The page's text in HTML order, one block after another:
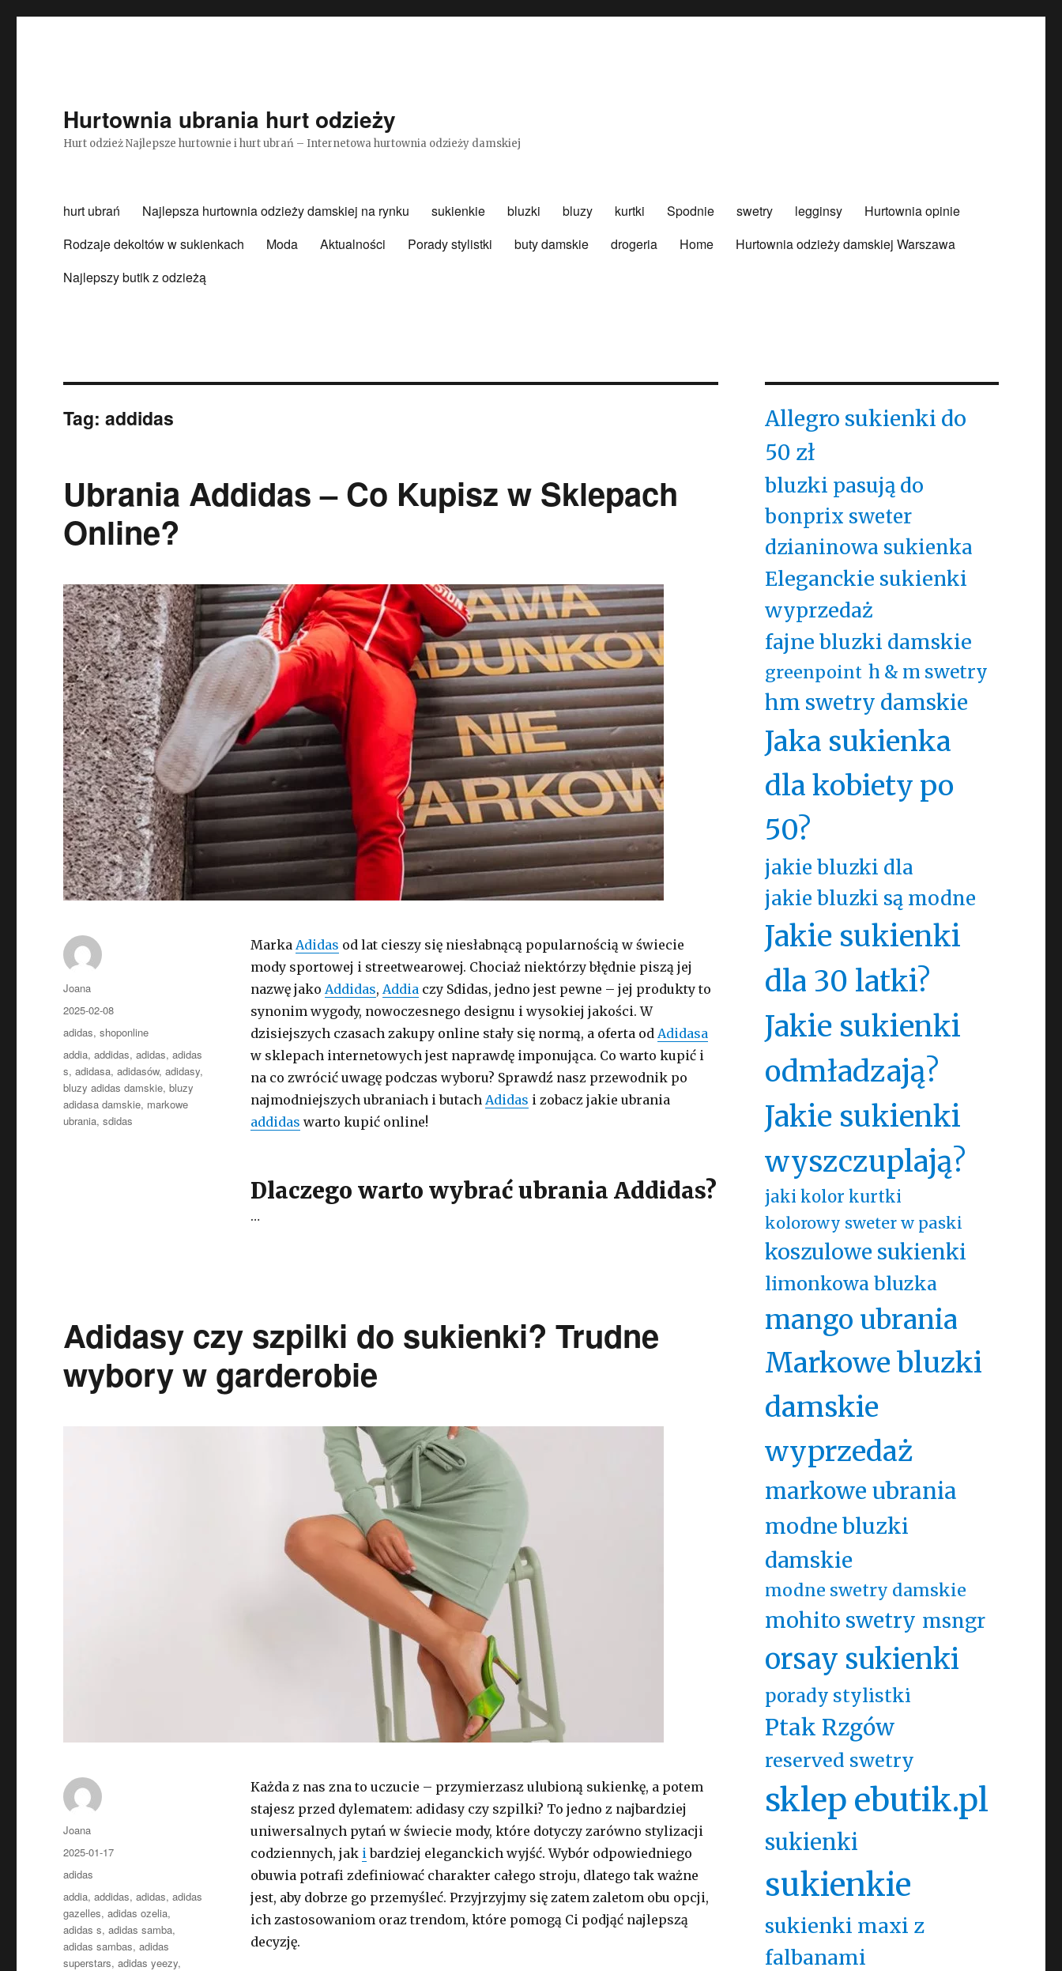
Hurtownia ubrania hurt odzieży
Hurt odzież Najlepsze hurtownie i hurt ubrań – Internetowa hurtownia odzieży damskiej
hurt ubrań Najlepsza hurtownia odzieży damskiej na rynku sukienkie bluzki bluzy kurtki Spodnie swetry legginsy
Hurtownia opinie
Rodzaje dekoltów w sukienkach
Moda Aktualności Porady stylistki buty damskie drogeria Home
Hurtownia odzieży damskiej Warszawa
Najlepszy butik z odzieżą
Tag:addidas
Ubrania Addidas – Co Kupisz w Sklepach
Online?
Marka Adidas od lat cieszy się niesłabnącą popularnością w świecie
mody sportowej i streetwearowej. Chociaż niektórzy błędnie piszą jej
nazwę jako Addidas, Addiaczy Sdidas, jedno jest pewne – jej produkty to
synonim wygody, nowoczesnego designu i wysokiej jakości. W
dzisiejszych czasach zakupy online stały się normą, a oferta od Adidasa
w sklepach internetowych jest naprawdę imponująca. Co warto kupić i
na co zwrócić uwagę podczas wyboru? Sprawdź nasz przewodnik po
najmodniejszych ubraniach i butach Adidas i zobacz jakie ubrania
addidas warto kupić online!
Dlaczego warto wybrać ubrania Addidas?
…
Autor
Joana
Opublikowano
2025-02-08
Kategorie
adidas,shoponline
Tagi
addia,addidas,adidas,adidas
s,adidasa,adidasów,adidasy,
bluzy adidas damskie,bluzy
adidasa damskie, markowe
ubrania,sdidas
Adidasy czy szpilki do sukienki? Trudne
wybory w garderobie
Każda z nas zna to uczucie – przymierzasz ulubioną sukienkę, a potem
stajesz przed dylematem: adidasy czy szpilki? To jedno z najbardziej
uniwersalnych pytań w świecie mody, które dotyczy zarówno stylizacji
codziennych, jak ibardziej eleganckich wyjść. Wybór odpowiedniego
obuwia potrafi zdefiniować charakter całego stroju, dlatego tak ważne
jest, aby dobrze go przemyśleć. Przyjrzyjmy się zatem zaletom obu opcji,
ich zastosowaniom oraz trendom, które pomogą Ci podjąć najlepszą
decyzję.
Autor
Joana
Opublikowano
2025-01-17
Kategorie
adidas
Tagi
addia,addidas,adidas,adidas
gazelles,adidas ozelia,
adidas s,adidas samba,
adidas sambas,adidas
superstars,adidas yeezy,
Allegro sukienki do
50 zł
bluzki pasują do
bonprix sweter
dzianinowa sukienka
Eleganckie sukienki
wyprzedaż
fajne bluzki damskie
greenpoint h & m swetry
hm swetry damskie
Jaka sukienka
dla kobiety po
50?
jakie bluzki dla
jakie bluzki są modne
Jakie sukienki
dla 30 latki?
Jakie sukienki
odmładzają?
Jakie sukienki
wyszczuplają?
jaki kolor kurtki
kolorowy sweter w paski
koszulowe sukienki
limonkowa bluzka
mango ubrania
Markowe bluzki
damskie
wyprzedaż
markowe ubrania
modne bluzki
damskie
modne swetry damskie
mohito swetry msngr
orsay sukienki
porady stylistki
Ptak Rzgów
reserved swetry
sklep ebutik.pl
sukienki
sukienkie
sukienki maxi z
falbanami